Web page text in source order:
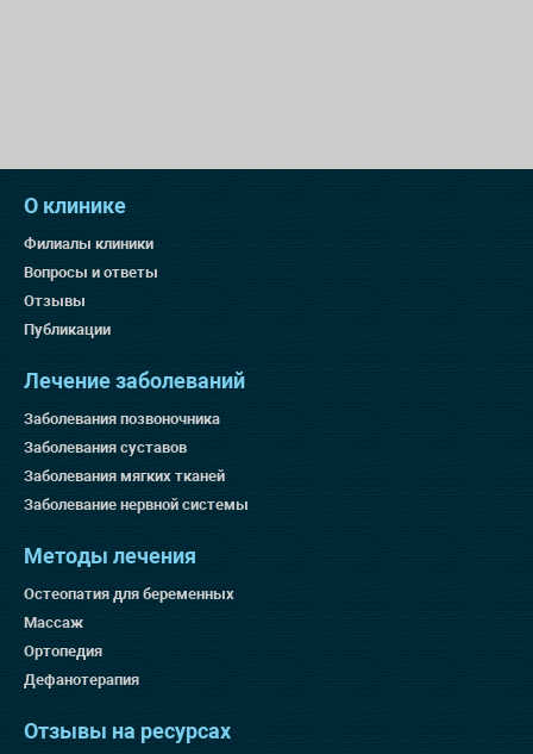
О клинике
Филиалы клиники
Вопросы и ответы
Отзывы
Публикации
Лечение заболеваний
Заболевания позвоночника
Заболевания суставов
Заболевания мягких тканей
Заболевание нервной системы
Методы лечения
Остеопатия для беременных
Массаж
Ортопедия
Дефанотерапия
Отзывы на ресурсах